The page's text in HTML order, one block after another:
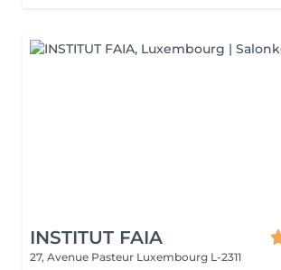
INSTITUT FAIA
27, Avenue Pasteur Luxembourg L-2311